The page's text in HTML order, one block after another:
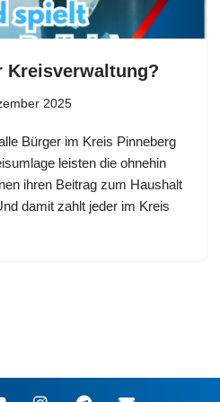
Kreisverwaltung?
2025
Bürger im Kreis Pinneberg
leisten die ohnehin
ihren Beitrag zum Haushalt
damit zahlt jeder im Kreis